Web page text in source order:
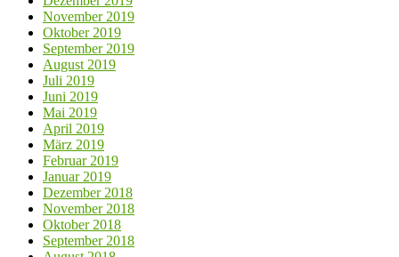
November 2019
Oktober 2019
September 2019
August 2019
Juli 2019
Juni 2019
Mai 2019
April 2019
März 2019
Februar 2019
Januar 2019
Dezember 2018
November 2018
Oktober 2018
September 2018